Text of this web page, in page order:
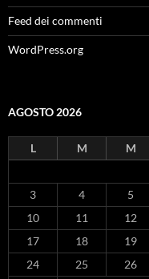
Feed dei commenti
WordPress.org
AGOSTO 2026
L M M
3
4 5
10
11 12
17
18 19
24
25 26